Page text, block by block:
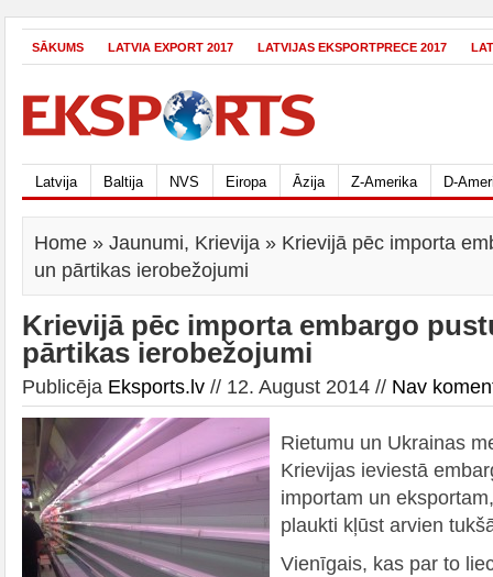
SĀKUMS LATVIA EXPORT 2017 LATVIJAS EKSPORTPRECE 2017
Latvija Baltija NVS Eiropa Āzija Z-Amerika D-
Home » Jaunumi, Krievija » Krievijā pēc importa
un pārtikas ierobežojumi
Krievijā pēc importa embargo
pārtikas ierobežojumi
Publicēja Eksports.lv // 12. August 2014 // Nav
Rietumu un Ukrainas
Krievijas ieviestā
importam un
plaukti kļūst arvien
Vienīgais, kas par to